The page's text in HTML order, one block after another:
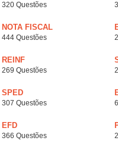
320 Questões
NOTA FISCAL
444 Questões
REINF
269 Questões
SPED
307 Questões
EFD
366 Questões